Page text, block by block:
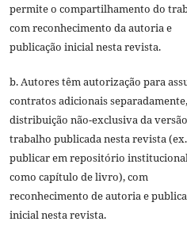
permite o compartilhamento do
com reconhecimento da autoria e
publicação inicial nesta revista.
b. Autores têm autorização para
contratos adicionais
distribuição não-exclusiva da
trabalho publicada nesta revista
publicar em repositório
como capítulo de livro), com
reconhecimento de autoria e
inicial nesta revista.